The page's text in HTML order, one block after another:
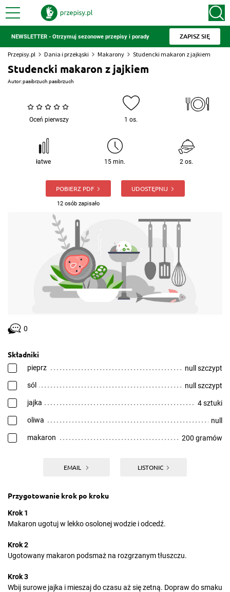
NEWSLETTER - Otrzymuj sezonowe przepisy i porady ZAPISZ SIĘ
Przepisy.pl Dania i przekąski Makarony Studencki makaron z jajkiem
Studencki makaron z jajkiem
Autor:pasibrzuch pasibrzuch
Oceń pierwszy 1 os.
łatwe 15 min. 2 os.
POBIERZ PDF
12 osób zapisało
UDOSTĘPNIJ
0
Składniki
pieprz null szczypt
sól null szczypt
jajka 4 sztuki
oliwa null
makaron 200 gramów
EMAIL LISTONIC
Przygotowanie krok po kroku
Krok 1
Makaron ugotuj w lekko osolonej wodzie i odcedź.
Krok 2
Ugotowany makaron podsmaż na rozgrzanym tłuszczu.
Krok 3
Wbij surowe jajka i mieszaj do czasu aż się zetną. Dopraw do smaku